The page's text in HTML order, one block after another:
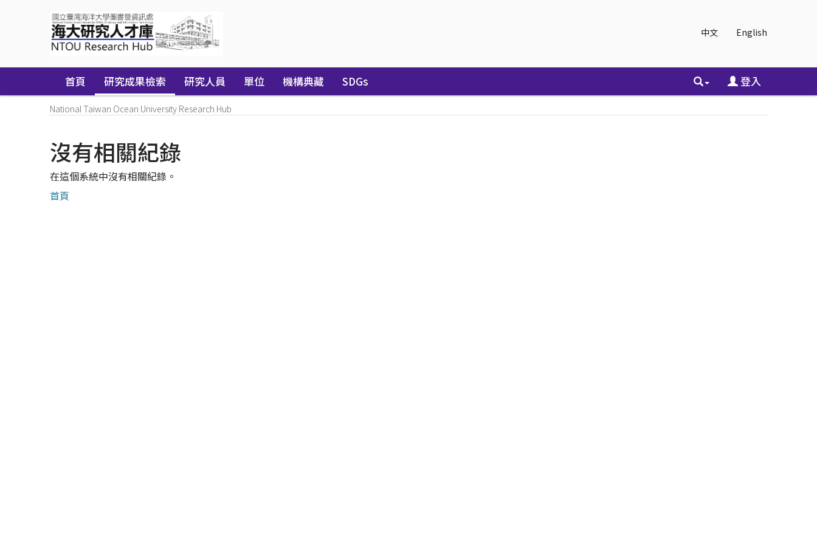
中文 English
首頁 研究成果檢索 研究人員 單位 機構典藏 SDGs 登入
National Taiwan Ocean University Research Hub
沒有相關紀錄
在這個系統中沒有相關紀錄。
首頁